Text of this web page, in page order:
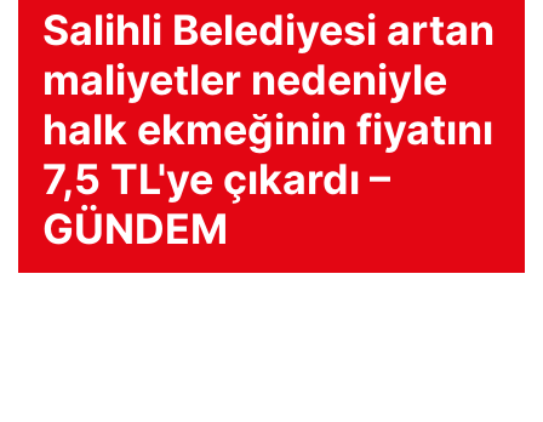
Salihli Belediyesi artan
maliyetler nedeniyle
halk ekmeğinin fiyatını
7,5 TL'ye çıkardı –
GÜNDEM